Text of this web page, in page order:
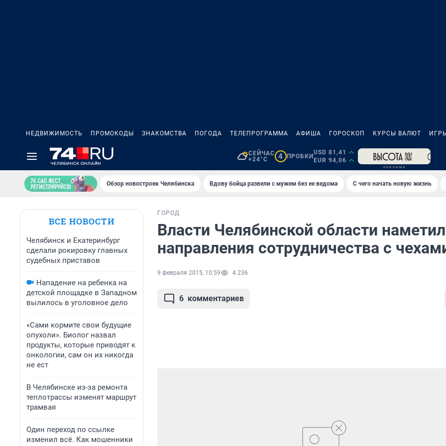
НЕДВИЖИМОСТЬ ПРОМОКОДЫ ЗНАКОМСТВА ПОГОДА ТЕЛЕПРОГРАММА АФИША ГОРОСКОП КУРСЫ ВАЛЮТ
СЕЙЧАС
+24°C
4 ПРОБКИ
USD 81,41
EUR 94,06
Обзор новостроек Челябинска Вдову бойца развели с мужем без ее ведома С чего начать новую жизнь
ВСЕ НОВОСТИ
Челябинск и Екатеринбург
сделали рокировку главных
судебных приставов
Нападение на ребенка на
детской площадке в Западном
вылилось в уголовное дело
«Сами кормите свои будущие
опухоли». Биолог назвал
продукты, которые приводят к
онкологии, сам он их никогда
не ест
В Челябинске из-за ремонта
теплотрассы изменят маршрут
трамвая
Один переход по ссылке
изменил всё. Как мошенники
ГОРОД
Власти Челябинской области
направления сотрудничества с
9 февраля 2015, 10:59 4 236
6 комментариев